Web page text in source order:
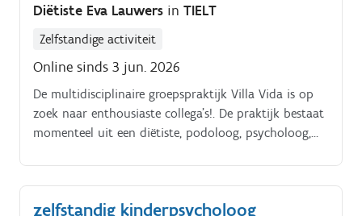
l'innovation Assurer l'approvisionnement du magasin.
Diëtiste Eva Lauwers in TIELT
Zelfstandige activiteit
Online sinds 3 jun. 2026
De multidisciplinaire groepspraktijk Villa Vida is op
zoek naar enthousiaste collega’s!. De praktijk bestaat
momenteel uit een diëtiste, podoloog, psycholoog,
naar een logopedist om mee vorm te geven aan de
paramedische groepspraktijk in Tielt De praktijk
bestaat uit 5 praktijkruimtes, 1 wachtzaal met toilet
zelfstandig kinderpsycholoog